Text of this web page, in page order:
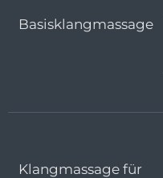
Basisklangmassage
Klangmassage für